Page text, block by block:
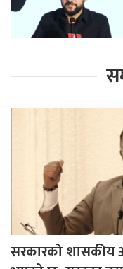
सरकारको शासकीय